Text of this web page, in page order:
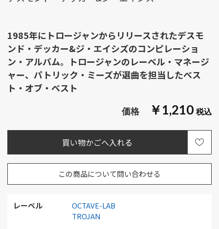
￥1,210
レーベル
OCTAVE-LAB
TROJAN
この商品について問い合わせる
1985年にトロージャンからリリースされたデスモ
ンド・デッカー&ジ・エイシズのコンピレーショ
ン・アルバム。トロージャンのレーベル・マネージ
ャー、パトリック・ミーズが選曲を担当したベス
ト・オブ・ベスト